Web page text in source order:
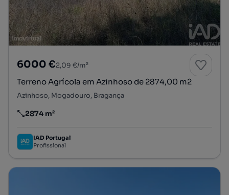
6000 €2,09 €/m²
Terreno Agrícola em Azinhoso de 2874,00 m2
Azinhoso, Mogadouro, Bragança
Preço por metro quadrado
2874 m²
IAD Portugal
Profissional